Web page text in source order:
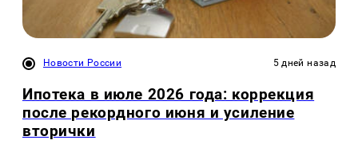
Новости России 5 дней назад
Ипотека в июле 2026 года: коррекция
после рекордного июня и усиление
вторички